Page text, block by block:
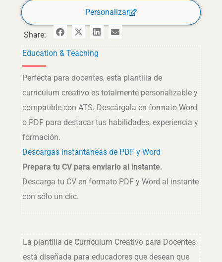
Personalizar
Share:
Education & Teaching
Perfecta para docentes, esta plantilla de
curriculum creativo es totalmente personalizable y
compatible con ATS. Descárgala en formato Word
o PDF para destacar tus habilidades, experiencia y
formación.
Descargas instantáneas de PDF y Word
Prepara tu CV para enviarlo al instante.
Descarga tu CV en formato PDF y Word al instante
con sólo un clic.
La plantilla de Currículum Creativo para Docentes
está diseñada para educadores que desean que